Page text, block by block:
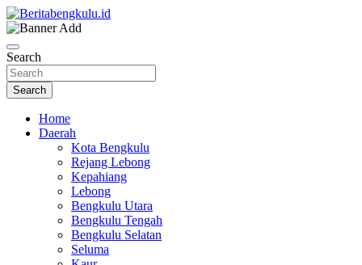
Beritabengkulu.id
Search
Search
Home
Daerah
Kota Bengkulu
Rejang Lebong
Kepahiang
Lebong
Bengkulu Utara
Bengkulu Tengah
Bengkulu Selatan
Seluma